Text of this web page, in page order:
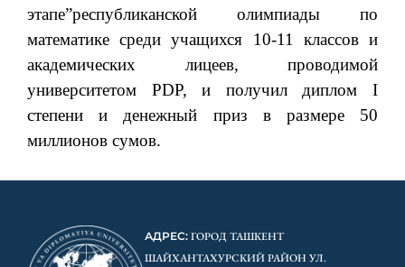
этапе”республиканской
олимпиады по
математике среди учащихся 10-11 классов и
академических лицеев, проводимой
университетом PDP, и получил диплом I
степени и денежный приз в размере 50
миллионов сумов.
АДРЕС: ГОРОД ТАШКЕНТ
ШАЙХАНТАХУРСКИЙ РАЙОН УЛ.